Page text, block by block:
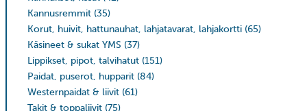
Kannusremmit (35)
Korut, huivit, hattunauhat, lahjatavarat, lahjakortti (65)
Käsineet & sukat YMS (37)
Lippikset, pipot, talvihatut (151)
Paidat, puserot, hupparit (84)
Westernpaidat & liivit (61)
Takit & toppaliivit (75)